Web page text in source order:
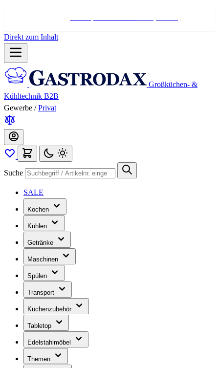
Direkt zum Inhalt
Großküchen- &
Kühltechnik B2B
Gewerbe / Privat
Suche
SALE
Kochen
Kühlen
Getränke
Maschinen
Spülen
Transport
Küchenzubehör
Tabletop
Edelstahlmöbel
Themen